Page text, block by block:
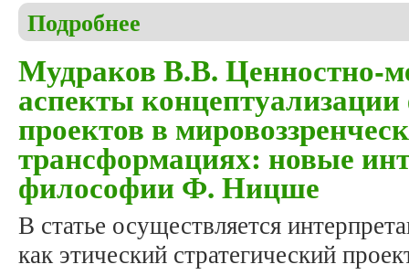
Подробнее
Мудраков В.В. Ценностно-
аспекты
проектов в
трансформациях: новые
философии Ф. Ницше
В статье осуществляется
как этический стратегический